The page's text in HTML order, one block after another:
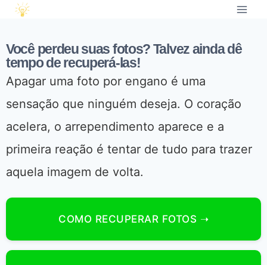
Você perdeu suas fotos? Talvez ainda dê
tempo de recuperá-las!
Apagar uma foto por engano é uma
sensação que ninguém deseja. O coração
acelera, o arrependimento aparece e a
primeira reação é tentar de tudo para trazer
aquela imagem de volta.
COMO RECUPERAR FOTOS ➝